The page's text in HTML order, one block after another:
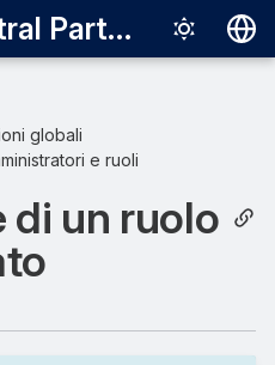
Sophos Central Partner
Français
globali
e ruoli
di un ruolo